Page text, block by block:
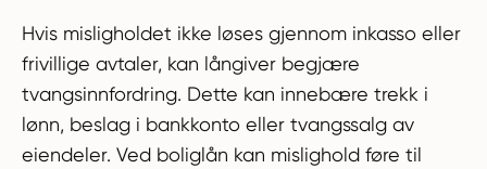
Hvis misligholdet ikke løses gjennom inkasso eller
frivillige avtaler, kan långiver begjære
tvangsinnfordring. Dette kan innebære trekk i
lønn, beslag i bankkonto eller tvangssalg av
eiendeler. Ved boliglån kan mislighold føre til